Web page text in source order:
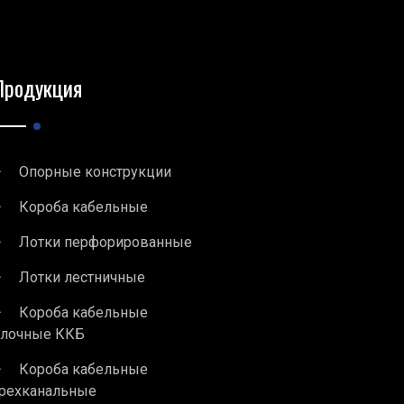
Опорные конструкции
Короба кабельные
Лотки перфорированные
Лотки лестничные
Короба кабельные
ККБ
Короба кабельные